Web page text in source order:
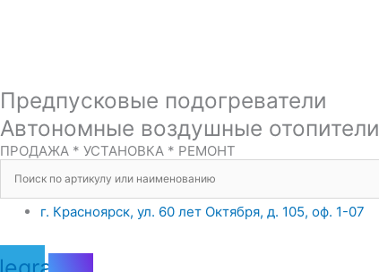
Предпусковые подогреватели
Автономные воздушные отопители
ПРОДАЖА * УСТАНОВКА * РЕМОНТ
г. Красноярск, ул. 60 лет Октября, д. 105, оф. 1-07